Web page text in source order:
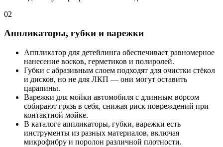
02
Аппликаторы, губки и варежки
Аппликатор для детейлинга обеспечивает равномерное
нанесение восков, герметиков и полиролей.
Губки с абразивным слоем подходят для очистки стёкол
и дисков, но не для ЛКП — они могут оставить
царапины.
Варежки для мойки автомобиля с длинным ворсом
собирают грязь в себя, снижая риск повреждений при
контактной мойке.
В каталоге аппликаторы, губки, варежки есть
инструменты из разных материалов, включая
микрофибру и поролон различной плотности.